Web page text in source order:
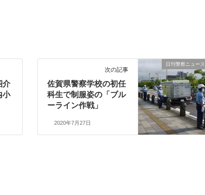
介
小
日刊警察ニュース
次の記事
佐賀県警察学校の初任
科生で制服姿の「ブル
ーライン作戦」
2020年7月27日